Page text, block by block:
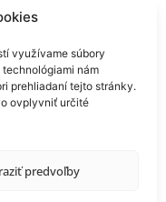
využívame súbory
nám
prehliadaní tejto stránky.
ovplyvniť určité
predvoľby